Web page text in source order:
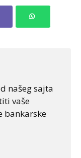
našeg sajta
vaše
bankarske